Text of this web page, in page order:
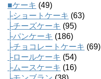
■ケーキ (49)
├ショートケーキ (63)
├チーズケーキ (95)
├パンケーキ (186)
├チョコレートケーキ (69)
├ロールケーキ (54)
├ムースケーキ (16)